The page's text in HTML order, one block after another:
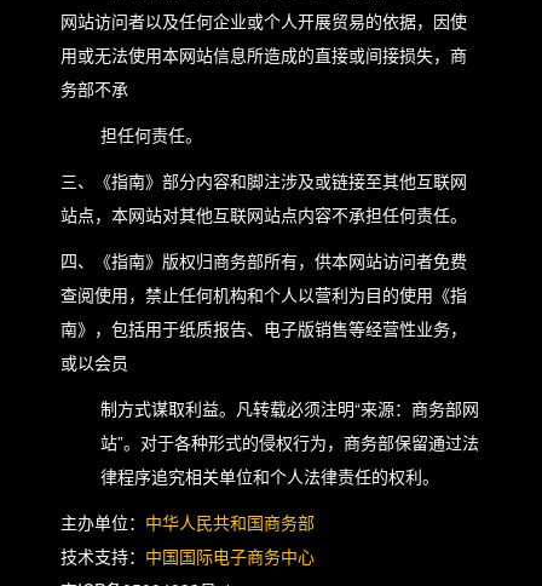
网站访问者以及任何企业或个人开展贸易的依据，因使
用或无法使用本网站信息所造成的直接或间接损失，商
务部不承
担任何责任。
三、《指南》部分内容和脚注涉及或链接至其他互联网
站点，本网站对其他互联网站点内容不承担任何责任。
四、《指南》版权归商务部所有，供本网站访问者免费
查阅使用，禁止任何机构和个人以营利为目的使用《指
南》，包括用于纸质报告、电子版销售等经营性业务，
或以会员
制方式谋取利益。凡转载必须注明“来源：商务部网
站”。对于各种形式的侵权行为，商务部保留通过法
律程序追究相关单位和个人法律责任的权利。
主办单位： 中华人民共和国商务部
技术支持： 中国国际电子商务中心